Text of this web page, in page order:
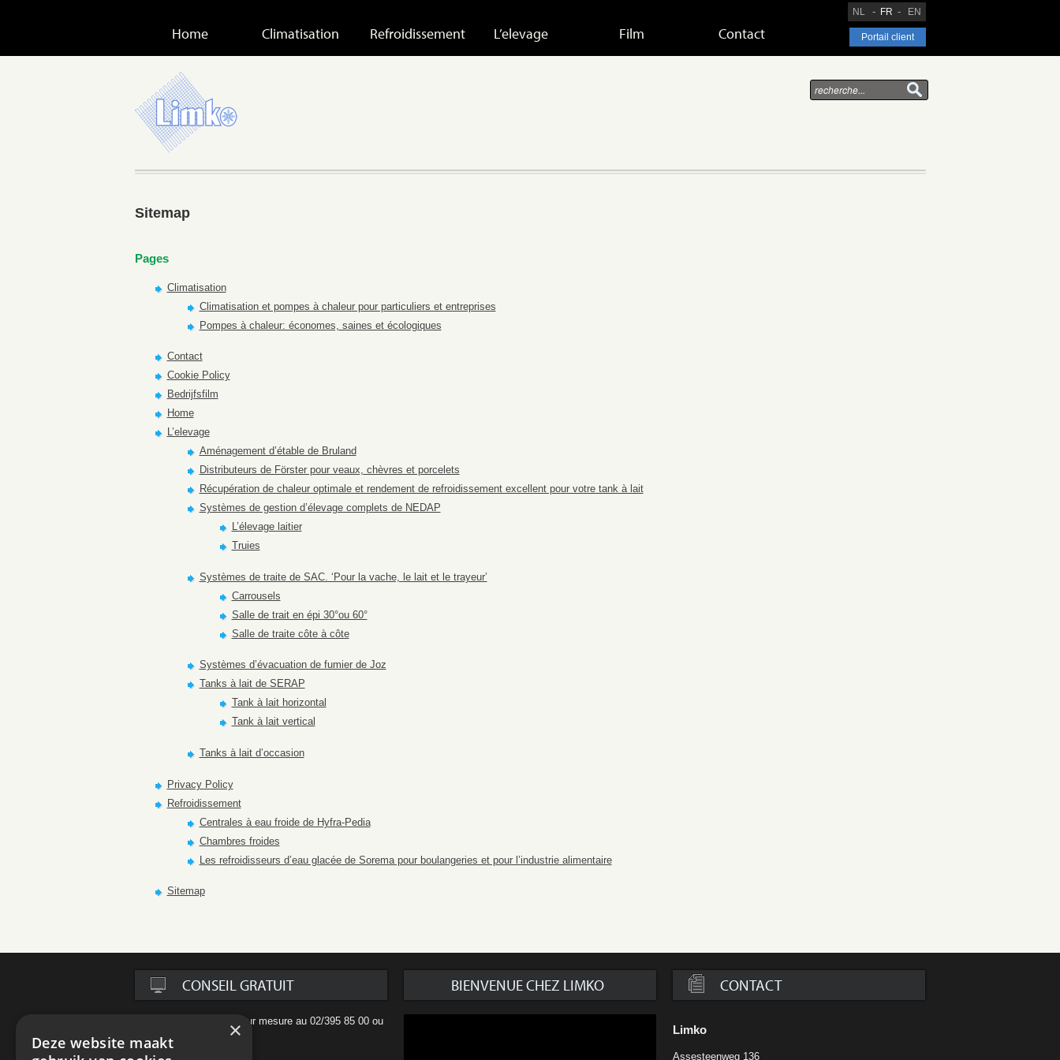
Home Climatisation Refroidissement L’elevage Film Contact
NL FR EN
Portail client
Sitemap
Pages
Climatisation
Climatisation et pompes à chaleur pour particuliers et entreprises
Pompes à chaleur: économes, saines et écologiques
Contact
Cookie Policy
Bedrijfsfilm
Home
L’elevage
Aménagement d’étable de Bruland
Distributeurs de Förster pour veaux, chèvres et porcelets
Récupération de chaleur optimale et rendement de refroidissement excellent pour votre tank à lait
Systèmes de gestion d’élevage complets de NEDAP
L’élevage laitier
Truies
Systèmes de traite de SAC. ‘Pour la vache, le lait et le trayeur’
Carrousels
Salle de trait en épi 30°ou 60°
Salle de traite côte à côte
Systèmes d’évacuation de fumier de Joz
Tanks à lait de SERAP
Tank à lait horizontal
Tank à lait vertical
Tanks à lait d’occasion
Privacy Policy
Refroidissement
Centrales à eau froide de Hyfra-Pedia
Chambres froides
Les refroidisseurs d’eau glacée de Sorema pour boulangeries et pour l’industrie alimentaire
Sitemap
CONSEIL GRATUIT
Conseil gratuit ou offre sur mesure au 02/395 85 00 ou
info@limko.be
BIENVENUE CHEZ LIMKO CONTACT
Limko
Assesteenweg 136
×
Deze website maakt